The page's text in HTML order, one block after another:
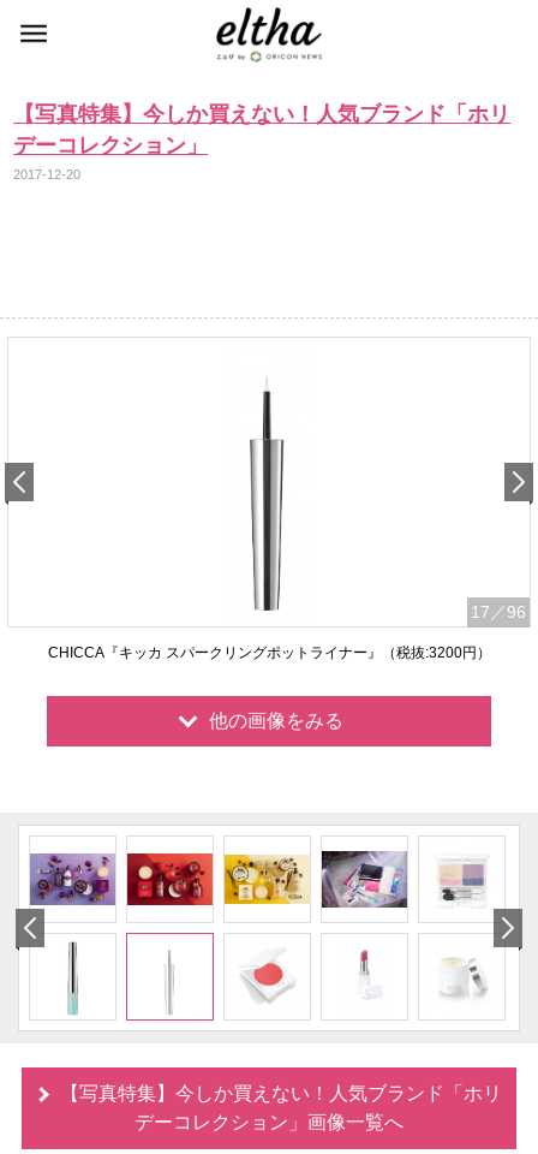
【写真特集】今しか買えない！人気ブランド「ホリ
デーコレクション」
2017-12-20
17 ／96
CHICCA『キッカ スパークリングポットライナー』（税抜:3200円）
他の画像をみる
【写真特集】今しか買えない！人気ブランド「ホリ
デーコレクション」画像一覧へ